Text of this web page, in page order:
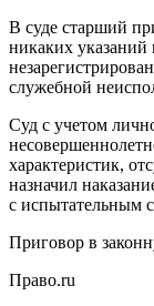
В суде старший
никаких указаний
служебной
Суд с учетом
характеристик,
назначил
с испытательным
Приговор в
Право.ru